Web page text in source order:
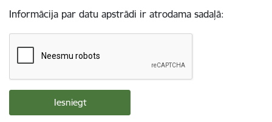
Informācija par datu apstrādi ir atrodama sadaļā: